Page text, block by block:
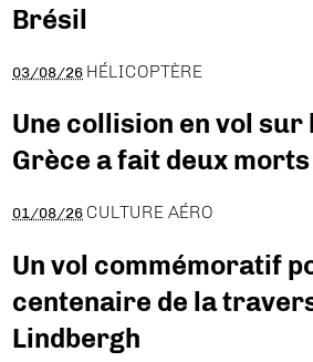
Brésil
03/08/26 HÉLICOPTÈRE
Une collision en vol sur
Grèce a fait deux morts
01/08/26 CULTURE AÉRO
Un vol commémoratif
centenaire de la
Lindbergh